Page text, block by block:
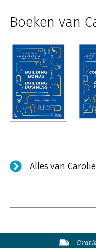
Boeken van
Alles van